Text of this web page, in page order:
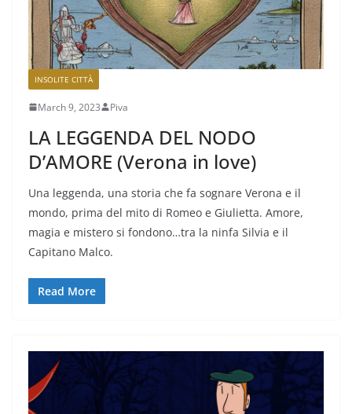
INSOLITE CITTÀ
March 9, 2023 Piva
LA LEGGENDA DEL NODO
D’AMORE (Verona in love)
Una leggenda, una storia che fa sognare Verona e il
mondo, prima del mito di Romeo e Giulietta. Amore,
magia e mistero si fondono…tra la ninfa Silvia e il
Capitano Malco.
Read More